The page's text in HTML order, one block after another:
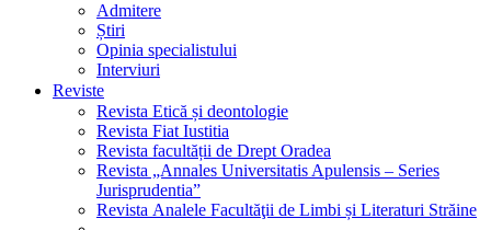
Admitere
Știri
Opinia specialistului
Interviuri
Reviste
Revista Etică și deontologie
Revista Fiat Iustitia
Revista facultății de Drept Oradea
Revista „Annales Universitatis Apulensis – Series
Jurisprudentia”
Revista Analele Facultăţii de Limbi și Literaturi Străine